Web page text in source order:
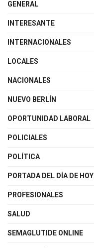
GENERAL
INTERESANTE
INTERNACIONALES
LOCALES
NACIONALES
NUEVO BERLÍN
OPORTUNIDAD LABORAL
POLICIALES
POLÍTICA
PORTADA DEL DÍA DE HOY
PROFESIONALES
SALUD
SEMAGLUTIDE ONLINE